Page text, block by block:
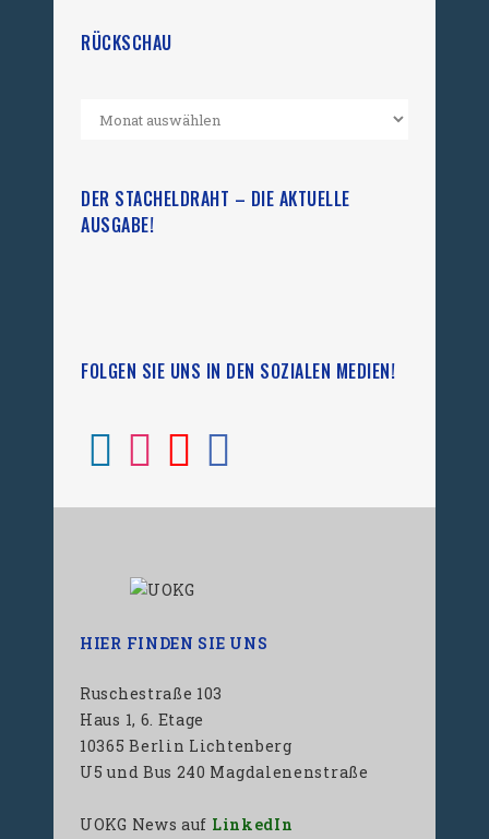
RÜCKSCHAU
DER STACHELDRAHT – DIE AKTUELLE
AUSGABE!
FOLGEN SIE UNS IN DEN SOZIALEN MEDIEN!
HIER FINDEN SIE UNS
Ruschestraße 103
Haus 1, 6. Etage
10365 Berlin Lichtenberg
U5 und Bus 240 Magdalenenstraße
UOKG News auf LinkedIn